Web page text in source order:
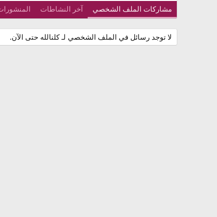
مشاركات الملف الشخصي آخر النشاطات
لا توجد رسائل في الملف الشخصي لـ كلنالله حتى الآن.